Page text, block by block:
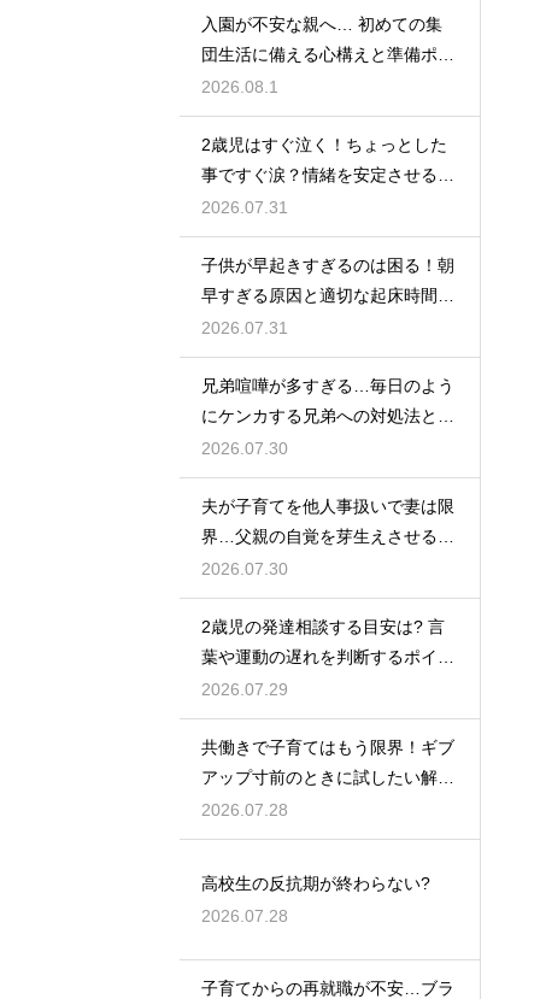
入園が不安な親へ… 初めての集
団生活に備える心構えと準備ポイ
ントを紹介
2026.08.1
2歳児はすぐ泣く！ちょっとした
事ですぐ涙？情緒を安定させる関
わり方
2026.07.31
子供が早起きすぎるのは困る！朝
早すぎる原因と適切な起床時間へ
の調整法
2026.07.31
兄弟喧嘩が多すぎる…毎日のよう
にケンカする兄弟への対処法と仲
直りさせるコツ
2026.07.30
夫が子育てを他人事扱いで妻は限
界…父親の自覚を芽生えさせるカ
ギは夫婦の会話にあり
2026.07.30
2歳児の発達相談する目安は? 言
葉や運動の遅れを判断するポイン
トを紹介
2026.07.29
共働きで子育てはもう限界！ギブ
アップ寸前のときに試したい解決
策
2026.07.28
高校生の反抗期が終わらない?
2026.07.28
子育てからの再就職が不安…ブラ